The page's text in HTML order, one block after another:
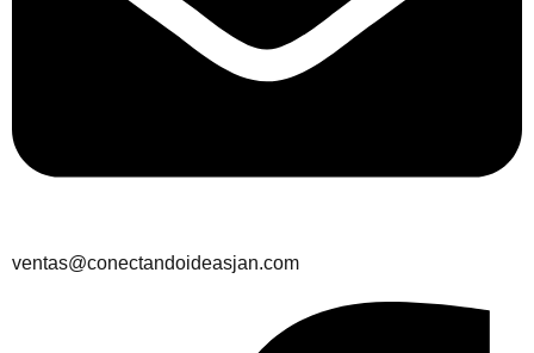
ventas@conectandoideasjan.com